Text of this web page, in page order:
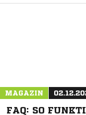
MAGAZIN
FAQ: SO